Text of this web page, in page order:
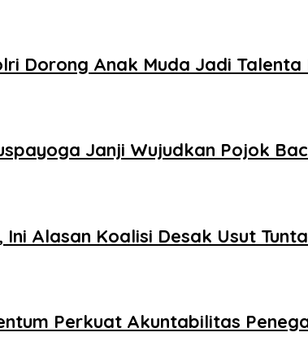
Dorong Anak Muda Jadi
Janji Wujudkan Pojok
Alasan Koalisi Desak Usut
Perkuat Akuntabilitas